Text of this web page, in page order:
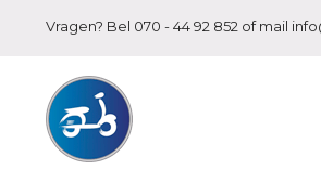
Vragen? Bel 070 - 44 92 852 of mail